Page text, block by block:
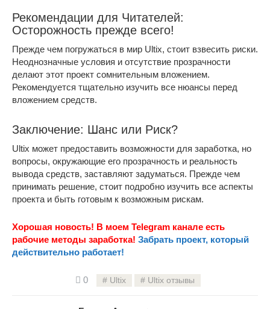
Рекомендации для Читателей:
Осторожность прежде всего!
Прежде чем погружаться в мир Ultix, стоит взвесить риски.
Неоднозначные условия и отсутствие прозрачности
делают этот проект сомнительным вложением.
Рекомендуется тщательно изучить все нюансы перед
вложением средств.
Заключение: Шанс или Риск?
Ultix может предоставить возможности для заработка, но
вопросы, окружающие его прозрачность и реальность
вывода средств, заставляют задуматься. Прежде чем
принимать решение, стоит подробно изучить все аспекты
проекта и быть готовым к возможным рискам.
Хорошая новость! В моем Telegram канале есть
рабочие методы заработка! Забрать проект, который
действительно работает!
0 Ultix Ultix отзывы